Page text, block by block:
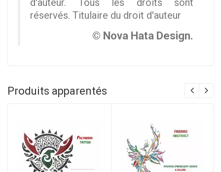
d'auteur. Tous les droits sont
réservés. Titulaire du droit d'auteur
© Nova Hata Design.
Produits apparentés